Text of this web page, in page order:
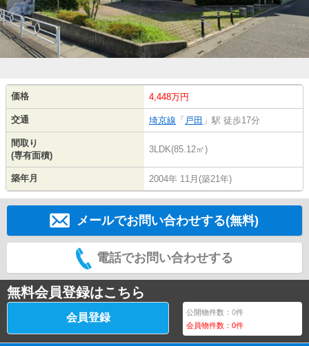
価格 4,448万円
交通 埼京線 「 戸田 」駅 徒歩17分
間取り
(専有面積)
3LDK(85.12㎡)
築年月 2004年 11月(築21年)
メールでお問い合わせする(無料)
電話でお問い合わせする
無料会員登録はこちら
会員登録 公開物件数：0件
会員物件数：0件